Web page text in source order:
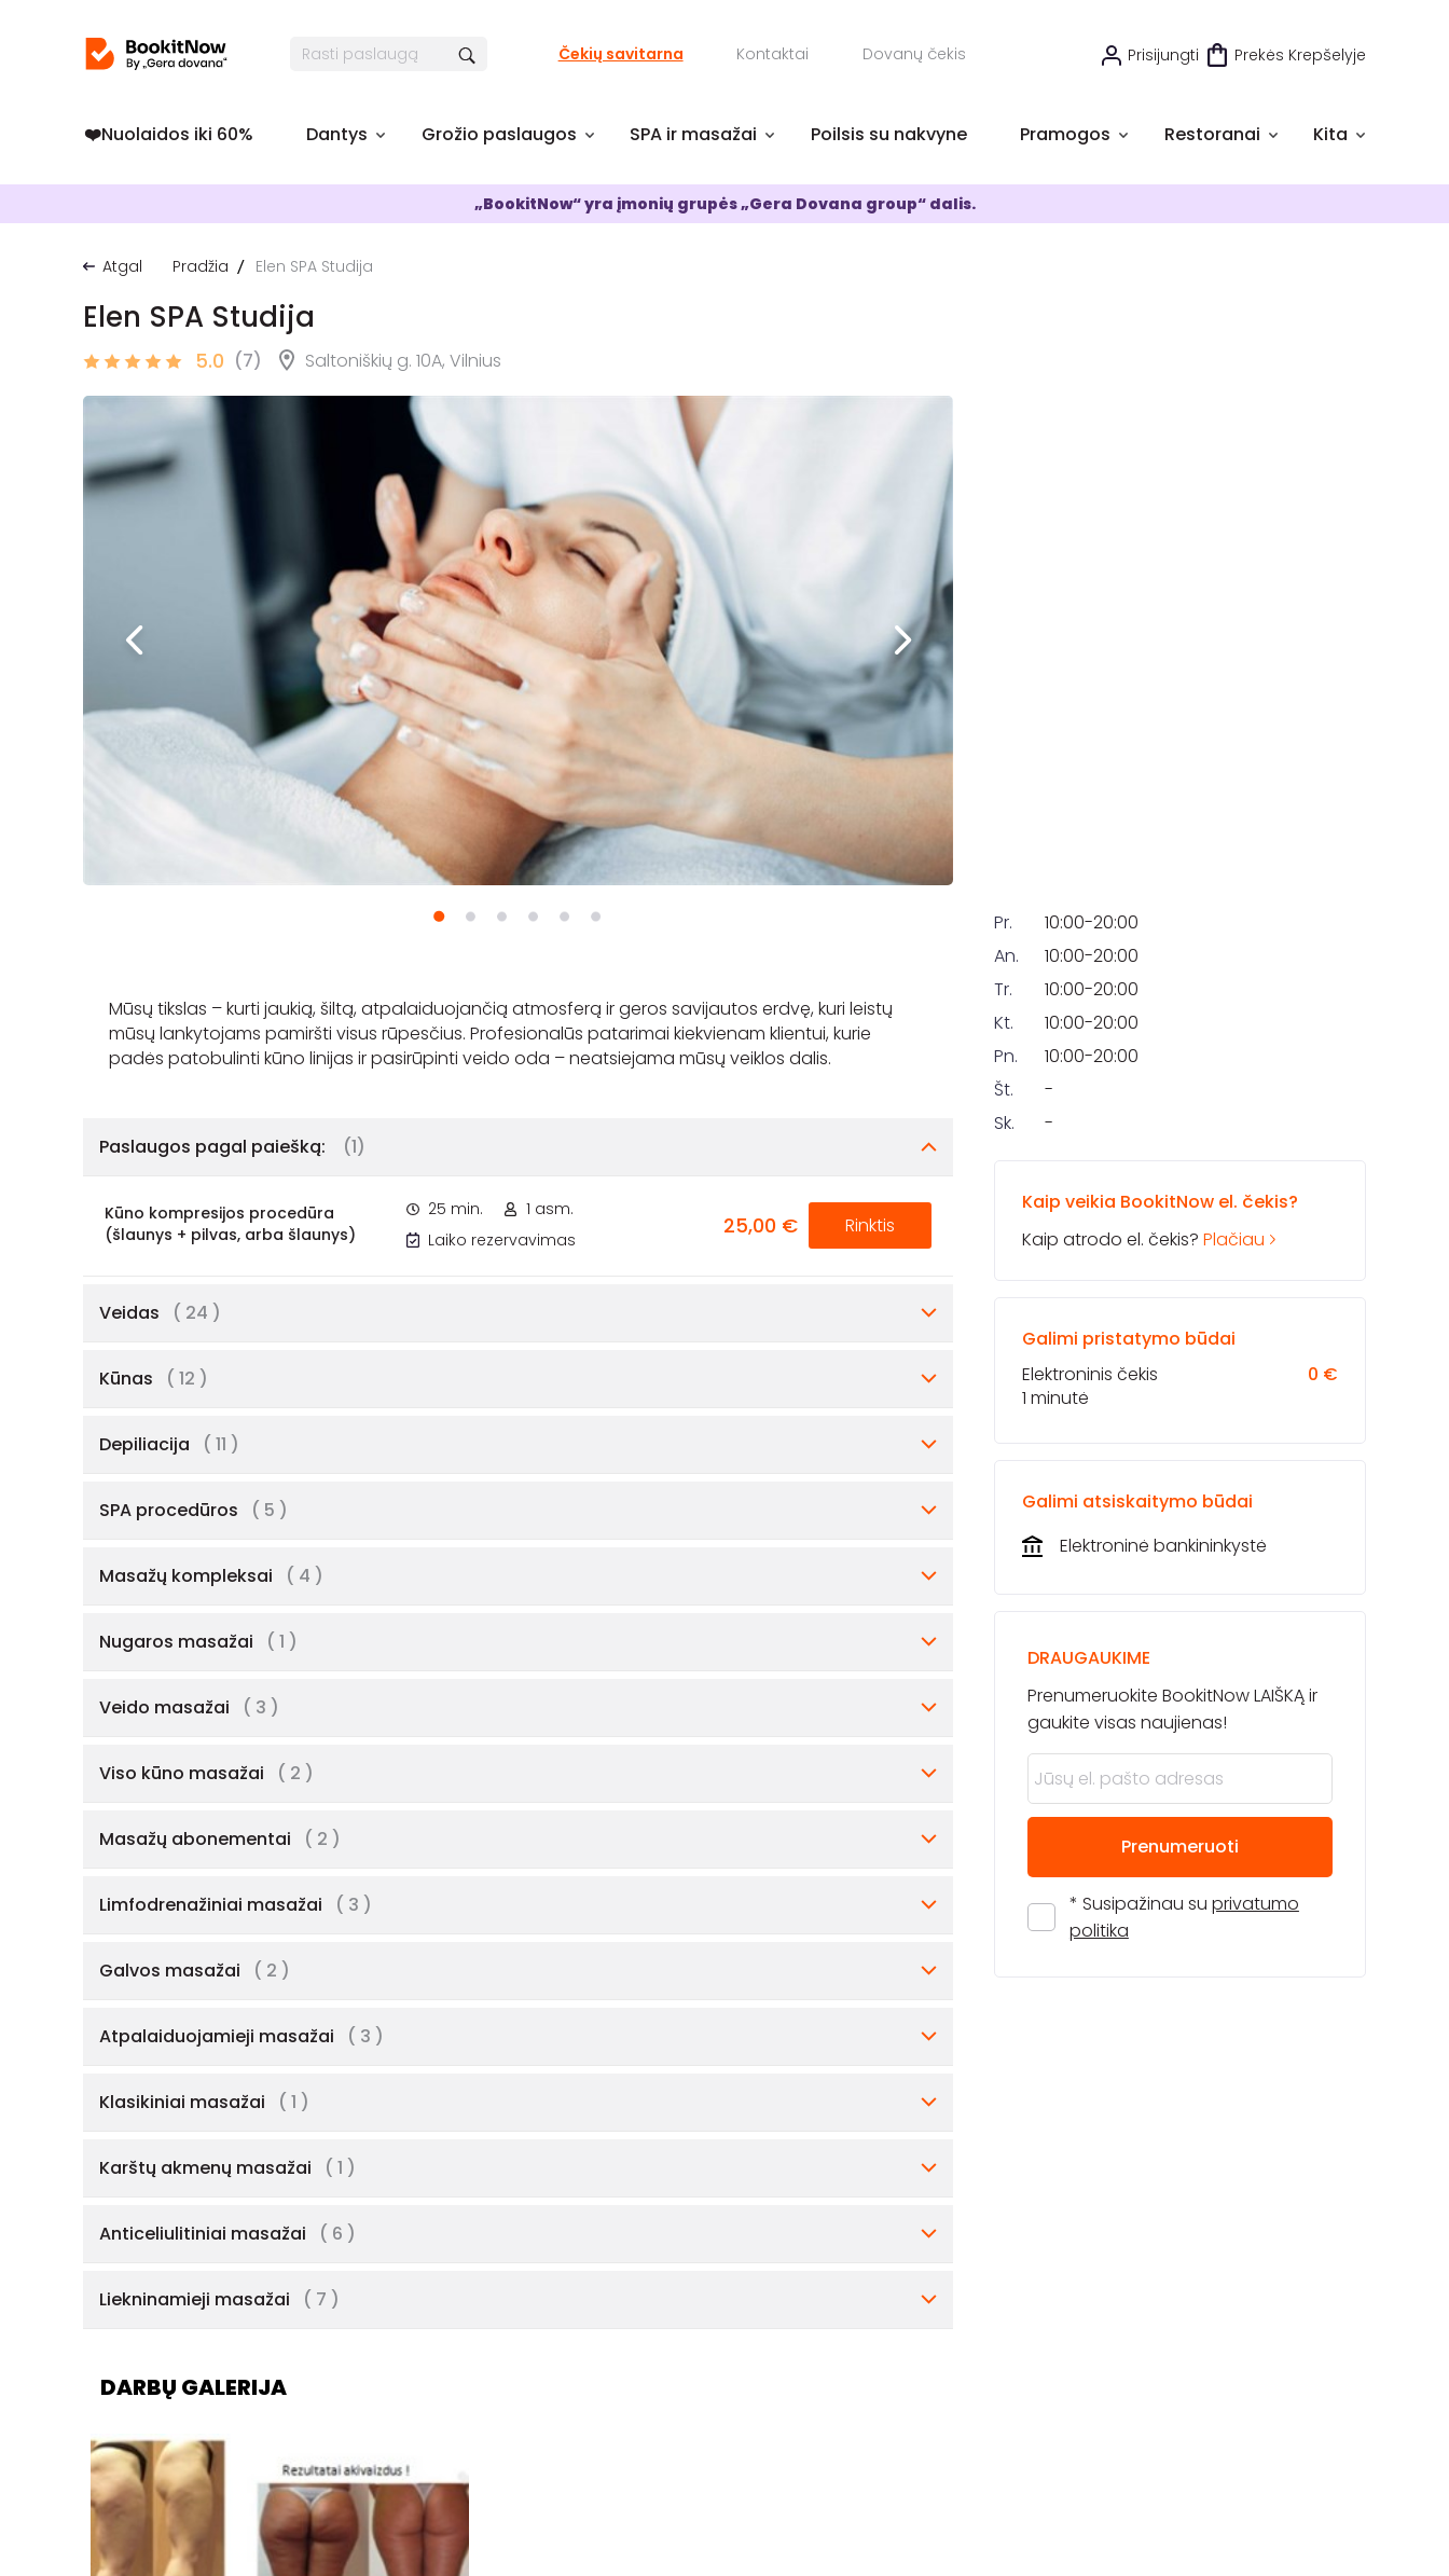
Čekių savitarna Kontaktai Dovanų čekis Prisijungti Prekės Krepšelyje
❤️️Nuolaidos iki 60% Dantys Grožio paslaugos SPA ir masažai Poilsis su nakvyne Pramogos Restoranai Kita
„BookitNow“ yra įmonių grupės „Gera Dovana group“ dalis.
Atgal Pradžia Elen SPA Studija
Elen SPA Studija
5.0 (7) Saltoniškių g. 10A, Vilnius
Mūsų tikslas – kurti jaukią, šiltą, atpalaiduojančią atmosferą ir geros savijautos erdvę, kuri leistų
mūsų lankytojams pamiršti visus rūpesčius. Profesionalūs patarimai kiekvienam klientui, kurie
Paslaugos pagal paiešką: (1)
Kūno kompresijos procedūra
(šlaunys + pilvas, arba šlaunys)
25 min.
1 asm.
Laiko rezervavimas
25,00 € Rinktis
Veidas ( 24 )
Kūnas ( 12 )
Depiliacija ( 11 )
SPA procedūros ( 5 )
Masažų kompleksai ( 4 )
Nugaros masažai ( 1 )
Veido masažai ( 3 )
Viso kūno masažai ( 2 )
Masažų abonementai ( 2 )
Limfodrenažiniai masažai ( 3 )
Galvos masažai ( 2 )
Atpalaiduojamieji masažai ( 3 )
Klasikiniai masažai ( 1 )
Karštų akmenų masažai ( 1 )
Anticeliulitiniai masažai ( 6 )
Liekninamieji masažai ( 7 )
DARBŲ GALERIJA
Pr.
10:00-20:00
An.
10:00-20:00
Tr.
10:00-20:00
Kt.
10:00-20:00
Pn.
10:00-20:00
Št.
-
Sk.
-
Kaip veikia BookitNow el. čekis?
Kaip atrodo el. čekis? Plačiau
Galimi pristatymo būdai
0 €
Elektroninis čekis
1 minutė
Galimi atsiskaitymo būdai
Elektroninė bankininkystė
DRAUGAUKIME
Prenumeruokite BookitNow LAIŠKĄ ir
gaukite visas naujienas!
Prenumeruoti
* Susipažinau su privatumo
politika